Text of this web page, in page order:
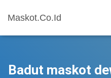
Maskot.Co.Id
Badut maskot